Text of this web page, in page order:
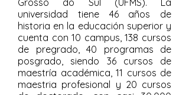
Grosso do Sul (UFMS). La
universidad tiene 46 años de
historia en la educación superior y
cuenta con 10 campus, 138 cursos
de pregrado, 40 programas de
posgrado, siendo 36 cursos de
maestría académica, 11 cursos de
maestria profesional y 20 cursos